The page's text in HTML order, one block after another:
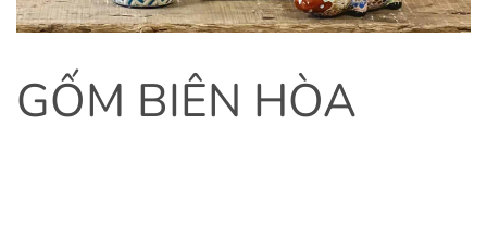
GỐM BIÊN HÒA